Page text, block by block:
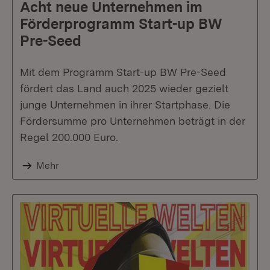
Acht neue Unternehmen im
Förderprogramm Start-up BW
Pre-Seed
Mit dem Programm Start-up BW Pre-Seed
fördert das Land auch 2025 wieder gezielt
junge Unternehmen in ihrer Startphase. Die
Fördersumme pro Unternehmen beträgt in der
Regel 200.000 Euro.
Mehr